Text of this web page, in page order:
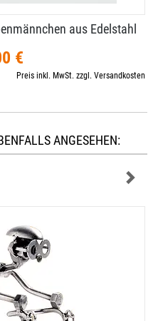
aus Edelstahl
€
Preis inkl. MwSt. zzgl. Versandkosten
ANGESEHEN: